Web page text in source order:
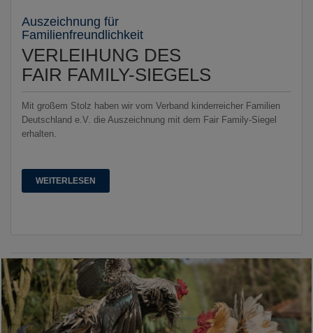
Auszeichnung für
Familienfreundlichkeit
VERLEIHUNG DES
FAIR FAMILY-SIEGELS
Mit großem Stolz haben wir vom Verband kinderreicher Familien
Deutschland e.V. die Auszeichnung mit dem Fair Family-Siegel
erhalten.
WEITERLESEN